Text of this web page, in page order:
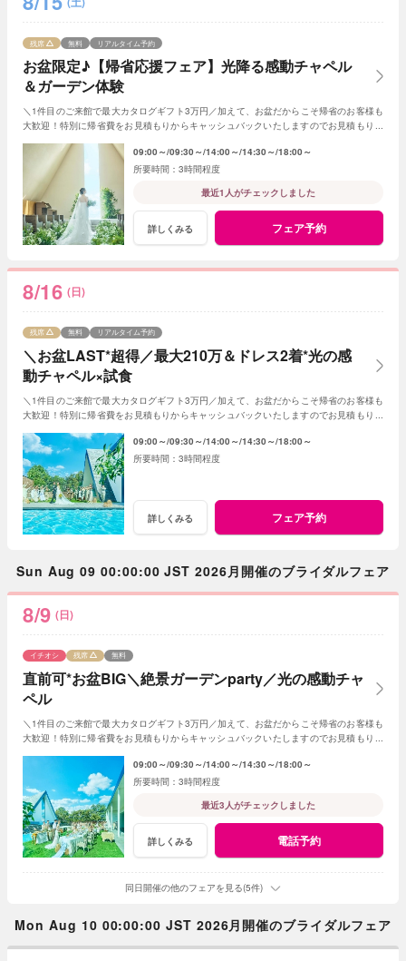
お盆限定♪【帰省応援フェア】光降る感動チャペル
＆ガーデン体験
残席 無料 リアルタイム予約
＼1件目のご来館で最大カタログギフト3万円／加えて、お盆だからこそ帰省のお客様も
大歓迎！特別に帰省費をお見積もりからキャッシュバックいたしますのでお見積もり作
09:00～ 09:30～ 14:00～ 14:30～ 18:00～
3時間程度
最近1人がチェックしました
詳しくみる フェア予約
8/16 (日)
＼お盆LAST*超得／最大210万＆ドレス2着*光の感
動チャペル×試食
残席 無料 リアルタイム予約
＼1件目のご来館で最大カタログギフト3万円／加えて、お盆だからこそ帰省のお客様も
大歓迎！特別に帰省費をお見積もりからキャッシュバックいたしますのでお見積もり作
09:00～ 09:30～ 14:00～ 14:30～ 18:00～
3時間程度
詳しくみる フェア予約
Sun Aug 09 00:00:00 JST 2026月開催のブライダルフェア
8/9 (日)
直前可*お盆BIG＼絶景ガーデンparty／光の感動チャ
ペル
イチオシ 残席 無料
＼1件目のご来館で最大カタログギフト3万円／加えて、お盆だからこそ帰省のお客様も
大歓迎！特別に帰省費をお見積もりからキャッシュバックいたしますのでお見積もり作
09:00～ 09:30～ 14:00～ 14:30～ 18:00～
3時間程度
最近3人がチェックしました
詳しくみる 電話予約
同日開催の他のフェアを見る(5件)
Mon Aug 10 00:00:00 JST 2026月開催のブライダルフェア